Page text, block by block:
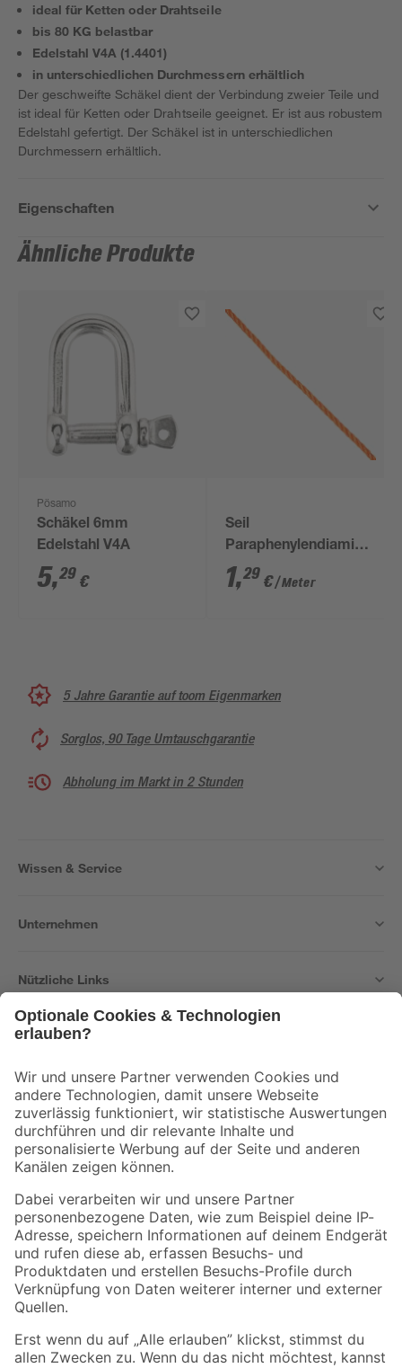
ideal für Ketten oder Drahtseile
bis 80 KG belastbar
Edelstahl V4A (1.4401)
in unterschiedlichen Durchmessern erhältlich
Der geschweifte Schäkel dient der Verbindung zweier Teile und
ist ideal für Ketten oder Drahtseile geeignet. Er ist aus robustem
Edelstahl gefertigt. Der Schäkel ist in unterschiedlichen
Durchmessern erhältlich.
Eigenschaften
Ähnliche Produkte
Pösamo
Schäkel 6mm
Edelstahl V4A
5,29 €
Seil
Paraphenylendiamin
gedreht orange
Meterware 8 mm
1,29 €/ Meter
5 Jahre Garantie auf toom Eigenmarken
Sorglos, 90 Tage Umtauschgarantie
Abholung im Markt in 2 Stunden
Wissen & Service
Unternehmen
Nützliche Links
Der toom Newsletter: Keine Angebote und Aktionen mehr verpassen!
Zur Newsletter Anmeldung
Folge uns
Zahlungsarten Versandarten
Sicher einkaufen